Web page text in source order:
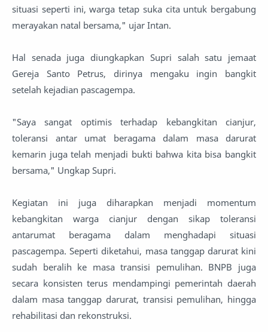
situasi seperti ini, warga tetap suka cita untuk bergabung
merayakan natal bersama," ujar Intan.
Hal senada juga diungkapkan Supri salah satu jemaat
Gereja Santo Petrus, dirinya mengaku ingin bangkit
setelah kejadian pascagempa.
"Saya sangat optimis terhadap kebangkitan cianjur,
toleransi antar umat beragama dalam masa darurat
kemarin juga telah menjadi bukti bahwa kita bisa bangkit
bersama," Ungkap Supri.
Kegiatan ini juga diharapkan menjadi momentum
kebangkitan warga cianjur dengan sikap toleransi
antarumat beragama dalam menghadapi situasi
pascagempa. Seperti diketahui, masa tanggap darurat kini
sudah beralih ke masa transisi pemulihan. BNPB juga
secara konsisten terus mendampingi pemerintah daerah
dalam masa tanggap darurat, transisi pemulihan, hingga
rehabilitasi dan rekonstruksi.